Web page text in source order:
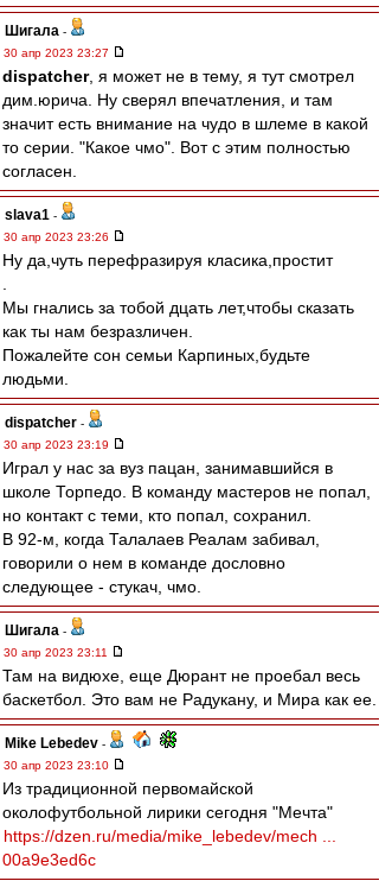
Шигала -
30 апр 2023 23:27
dispatcher, я может не в тему, я тут смотрел
дим.юрича. Ну сверял впечатления, и там
значит есть внимание на чудо в шлеме в какой
то серии. "Какое чмо". Вот с этим полностью
согласен.
slava1 -
30 апр 2023 23:26
Ну да,чуть перефразируя класика,простит
Мы гнались за тобой дцать лет,чтобы сказать
как ты нам безразличен.
Пожалейте сон семьи Карпиных,будьте
людьми.
dispatcher -
30 апр 2023 23:19
Играл у нас за вуз пацан, занимавшийся в
школе Торпедо. В команду мастеров не попал,
но контакт с теми, кто попал, сохранил.
В 92-м, когда Талалаев Реалам забивал,
говорили о нем в команде дословно
следующее - стукач, чмо.
Шигала -
30 апр 2023 23:11
Там на видюхе, еще Дюрант не проебал весь
баскетбол. Это вам не Радукану, и Мира как ее.
Mike Lebedev -
30 апр 2023 23:10
Из традиционной первомайской
околофутбольной лирики сегодня "Мечта"
https://dzen.ru/media/mike_lebedev/mech ...
00a9e3ed6c